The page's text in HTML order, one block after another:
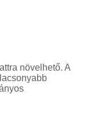
növelhető. A